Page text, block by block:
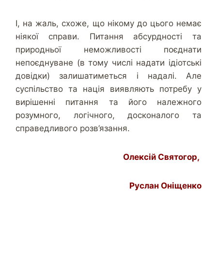
І, на жаль, схоже, що нікому до цього немає
ніякої справи. Питання абсурдності та
природньої неможливості поєднати
непоєднуване (в тому числі надати ідіотські
довідки) залишатиметься і надалі. Але
суспільство та нація виявляють потребу у
вирішенні питання та його належного
розумного, логічного, досконалого та
справедливого розв’язання.
Олексій Святогор,
Руслан Оніщенко